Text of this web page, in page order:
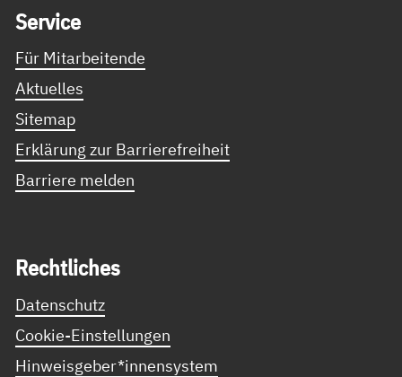
Ser­vice
Für Mitarbeitende
Aktuelles
Sitemap
Erklärung zur Barrierefreiheit
Barriere melden
Recht­li­ches
Datenschutz
Cookie-Einstellungen
Hinweisgeber*innensystem